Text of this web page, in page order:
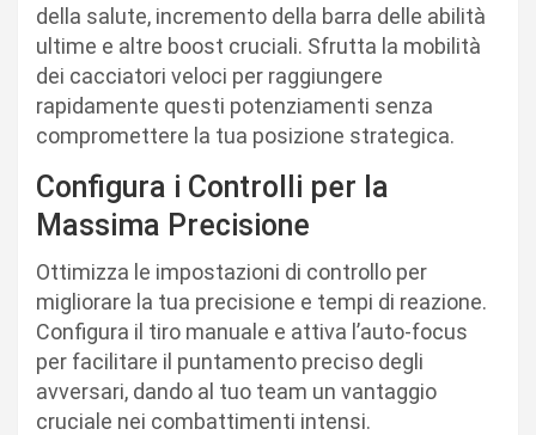
della salute, incremento della barra delle abilità
ultime e altre boost cruciali. Sfrutta la mobilità
dei cacciatori veloci per raggiungere
rapidamente questi potenziamenti senza
compromettere la tua posizione strategica.
Configura i Controlli per la
Massima Precisione
Ottimizza le impostazioni di controllo per
migliorare la tua precisione e tempi di reazione.
Configura il tiro manuale e attiva l’auto-focus
per facilitare il puntamento preciso degli
avversari, dando al tuo team un vantaggio
cruciale nei combattimenti intensi.